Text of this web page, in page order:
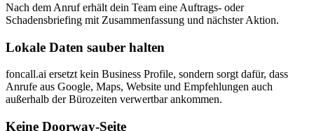
Nach dem Anruf erhält dein Team eine Auftrags- oder
Schadensbriefing mit Zusammenfassung und nächster Aktion.
Lokale Daten sauber halten
foncall.ai ersetzt kein Business Profile, sondern sorgt dafür, dass
Anrufe aus Google, Maps, Website und Empfehlungen auch
außerhalb der Bürozeiten verwertbar ankommen.
Keine Doorway-Seite